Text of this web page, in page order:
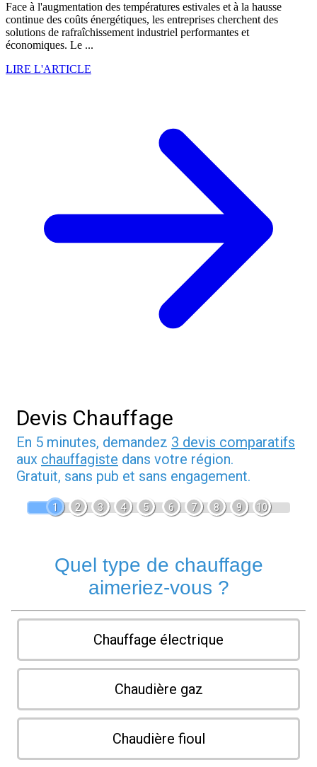
Face à l'augmentation des températures estivales et à la hausse
continue des coûts énergétiques, les entreprises cherchent des
solutions de rafraîchissement industriel performantes et
économiques. Le ...
LIRE L'ARTICLE
Devis Chauffage
En 5 minutes, demandez 3 devis comparatifs
aux chauffagiste dans votre région.
Gratuit, sans pub et sans engagement.
1 2 3 4 5 6 7 8 9 10
Quel type de chauffage
aimeriez-vous ?
Chauffage électrique
Chaudière gaz
Chaudière fioul